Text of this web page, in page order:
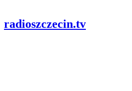
radioszczecin.tv